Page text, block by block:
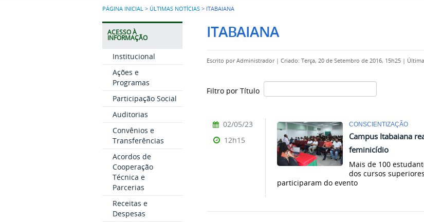
PÁGINA INICIAL > ÚLTIMAS NOTÍCIAS > ITABAIANA
ACESSO À
INFORMAÇÃO
Institucional
Ações e
Programas
Participação Social
Auditorias
Convênios e
Transferências
Acordos de
Cooperação
Técnica e
Parcerias
Receitas e
Despesas
ITABAIANA
Escrito porAdministrador | Criado: Terça, 20 de Setembro de 2016, 15h25 |
Filtro por Título
CONSCIENTIZAÇÃO
Campus Itabaiana
feminicídio
Mais de 100
dos cursos
participaram do evento
02/05/23
12h15